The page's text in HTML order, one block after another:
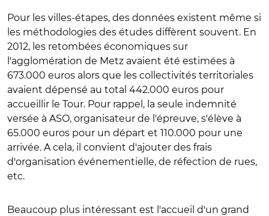
Pour les villes-étapes, des données existent même si
les méthodologies des études diffèrent souvent. En
2012, les retombées économiques sur
l'agglomération de Metz avaient été estimées à
673.000 euros alors que les collectivités territoriales
avaient dépensé au total 442.000 euros pour
accueillir le Tour. Pour rappel, la seule indemnité
versée à ASO, organisateur de l'épreuve, s'élève à
65.000 euros pour un départ et 110.000 pour une
arrivée. A cela, il convient d'ajouter des frais
d'organisation événementielle, de réfection de rues,
etc.
Beaucoup plus intéressant est l'accueil d'un grand